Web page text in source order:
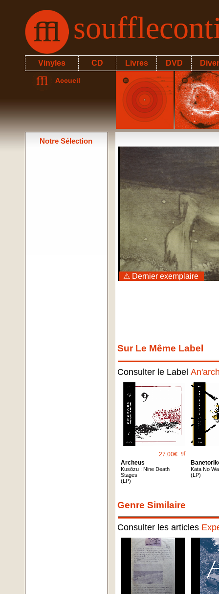
Vinyles CD Livres DVD
Accueil
Notre Sélection
⚠ Dernier exemplaire
Sur Le Même Label
Consulter le Label
27.00€ 🛒
Archeus
Kus​ō​zu : Nine Death
Stages
(LP)
Kata No
(LP)
Genre Similaire
Consulter les articles